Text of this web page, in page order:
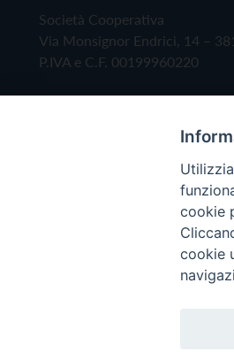
Società Cooperativa
Via Monsignor Endrici, 14 –
P.IVA e C.F. 00199960220
Copyright © 2019 - Tutti
cookie
cookie